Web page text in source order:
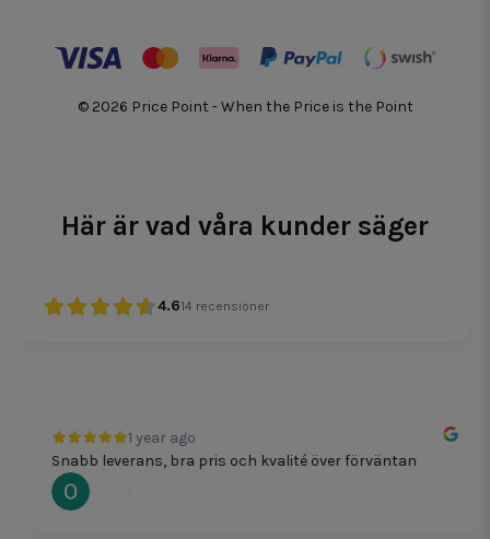
© 2026 Price Point - When the Price is the Point
Här är vad våra kunder säger
4.614 recensioner
1 year ago
Snabb leverans, bra pris och kvalité över förväntan
Oscar Svensson